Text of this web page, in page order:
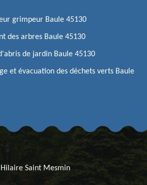
grimpeur Baule 45130
des arbres Baule 45130
de jardin Baule 45130
et évacuation des déchets verts Baule
Saint Mesmin